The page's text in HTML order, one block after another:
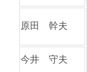
原田 幹夫
今井 守夫